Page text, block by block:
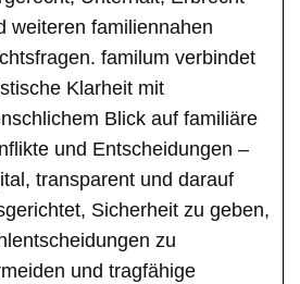
weiteren familiennahen
familum verbindet
Klarheit mit
Blick auf familiäre
und Entscheidungen –
transparent und darauf
Sicherheit zu geben,
zu
und tragfähige